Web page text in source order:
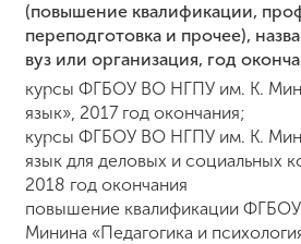
(повышение квалификации,
переподготовка и прочее),
вуз или организация, год
курсы ФГБОУ ВО НГПУ им. К.
язык», 2017 год окончания;
курсы ФГБОУ ВО НГПУ им. К.
язык для деловых и социальных
2018 год окончания
повышение квалификации
Минина «Педагогика и